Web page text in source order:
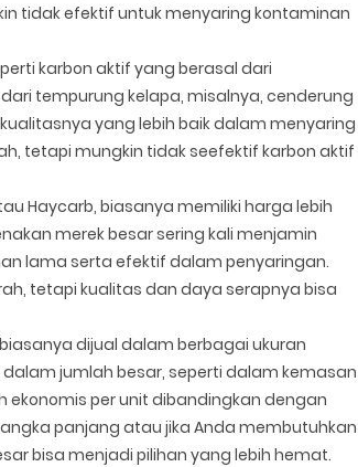
tidak efektif untuk menyaring kontaminan
karbon aktif yang berasal dari
tempurung kelapa, misalnya, cenderung
yang lebih baik dalam menyaring
tetapi mungkin tidak seefektif karbon aktif
Haycarb, biasanya memiliki harga lebih
merek besar sering kali menjamin
lama serta efektif dalam penyaringan.
tetapi kualitas dan daya serapnya bisa
dijual dalam berbagai ukuran
jumlah besar, seperti dalam kemasan
ekonomis per unit dibandingkan dengan
panjang atau jika Anda membutuhkan
bisa menjadi pilihan yang lebih hemat.